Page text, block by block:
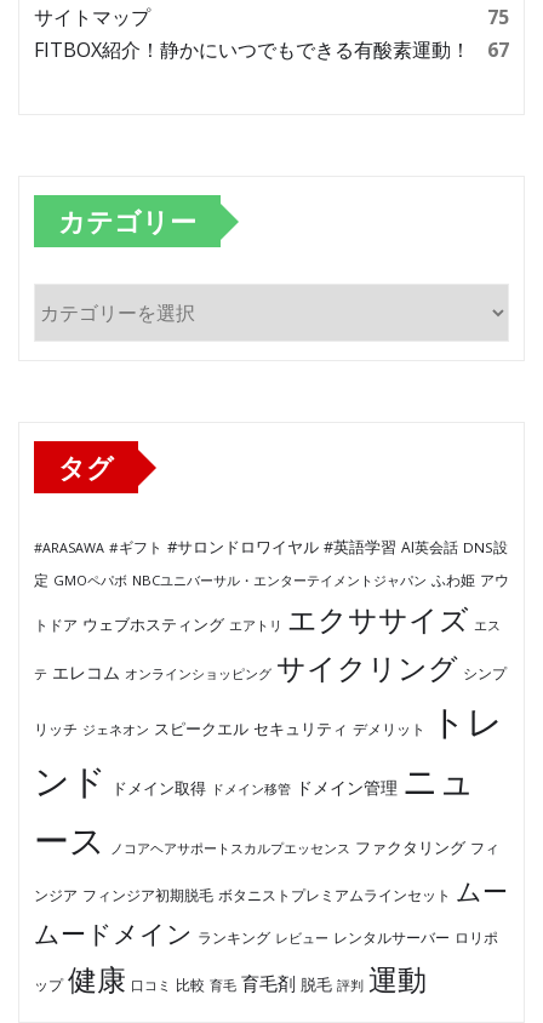
サイトマップ
75
FITBOX紹介！静かにいつでもできる有酸素運動！
67
カテゴリー
テ
タグ
#ARASAWA #ギフト #サロンドロワイヤル #英語学習 AI英会話 DNS設
定 GMOペパボ NBCユニバーサル・エンターテイメントジャパン ふわ姫 アウ
トドア ウェブホスティング エアトリ エクササイズ エス
テ エレコム オンラインショッピング サイクリング シンプ
リッチ ジェネオン スピークエル セキュリティ デメリット
トレ
ンド
ドメイン取得 ドメイン移管 ドメイン管理 ニュ
ース
ノコアヘアサポートスカルプエッセンス ファクタリング フィ
ンジア フィンジア初期脱毛 ボタニストプレミアムラインセット ムー
ムードメイン ランキング レビュー レンタルサーバー ロリポ
ップ 健康 口コミ 比較 育毛 育毛剤 脱毛 評判 運動